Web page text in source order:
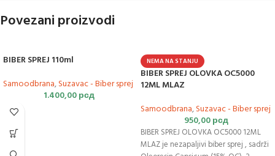
Povezani proizvodi
BIBER SPREJ 110ml
Samoodbrana,Suzavac - Biber sprej
1.400,00рсд
NEMA NA STANJU
BIBER SPREJ OLOVKA OC5000
12ML MLAZ
Samoodbrana,Suzavac - Biber sprej
950,00рсд
BIBER SPREJ OLOVKA OC5000 12ML
MLAZ je nezapaljivi biber sprej , sadrži